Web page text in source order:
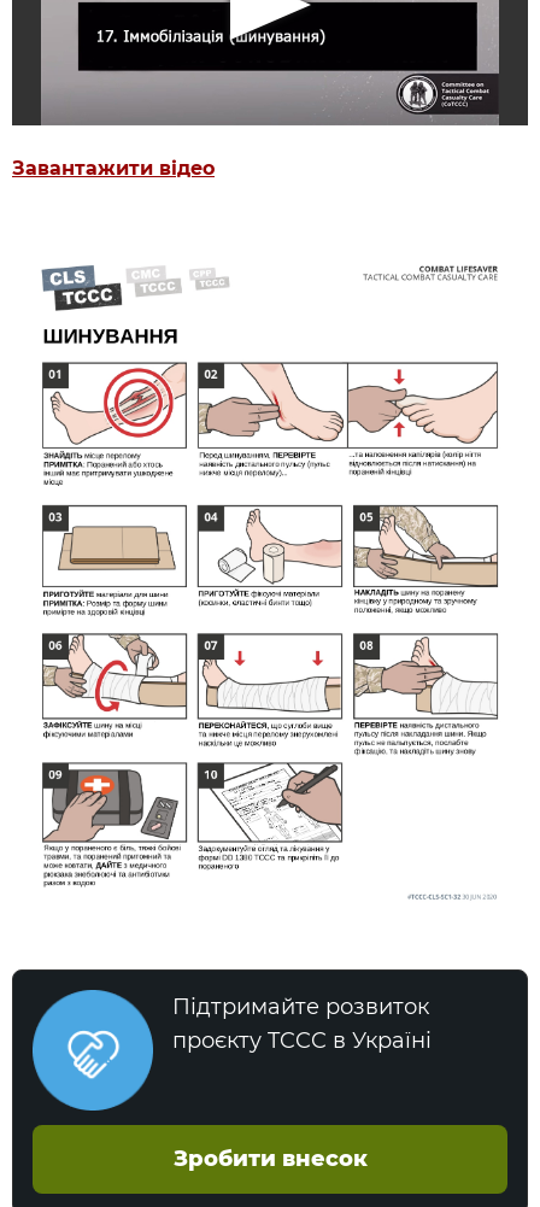
Завантажити відео
Підтримайте розвиток
проєкту TCCC в Україні
Зробити внесок